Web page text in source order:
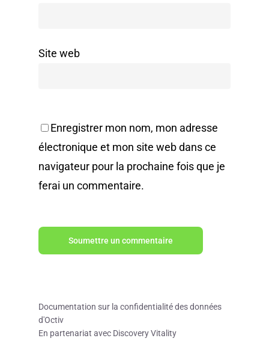
Site web
Enregistrer mon nom, mon adresse
électronique et mon site web dans ce
navigateur pour la prochaine fois que je
ferai un commentaire.
Documentation sur la confidentialité des données
d'Octiv
En partenariat avec Discovery Vitality